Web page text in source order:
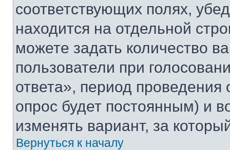
соответствующих полях,
находится на отдельной
можете задать количество
пользователи при
ответа», период проведения
опрос будет постоянным) и
изменять вариант, за
Вернуться к началу